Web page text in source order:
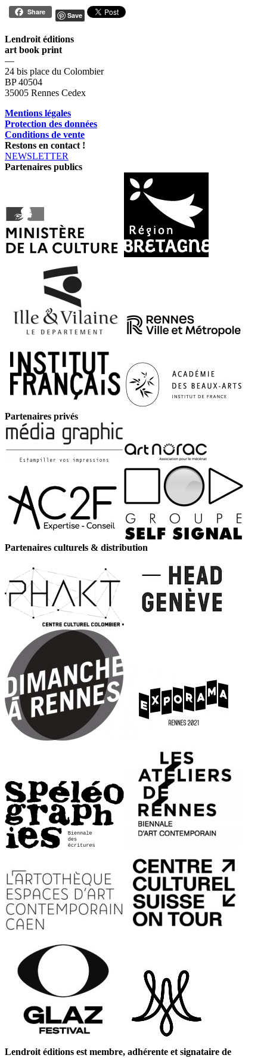
Share Save
Lendroit éditions
art book print
—
24 bis place du Colombier
BP 40504
35005 Rennes Cedex
Mentions légales
Protection des données
Conditions de vente
Restons en contact !
NEWSLETTER
Partenaires publics
Partenaires privés
Partenaires culturels & distribution
Lendroit éditions est membre, adhérente et signataire de